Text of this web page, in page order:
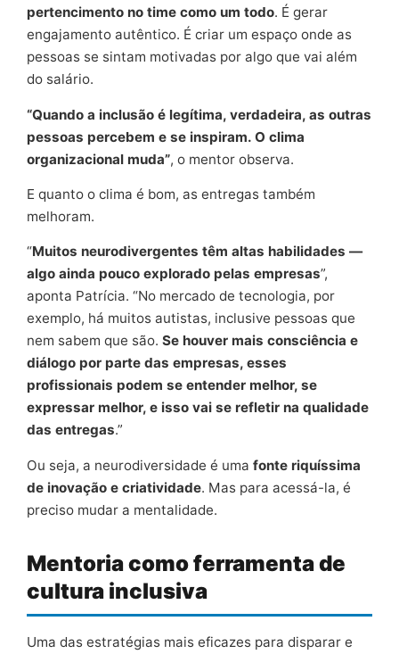
pertencimento no time como um todo. É gerar
engajamento autêntico. É criar um espaço onde as
pessoas se sintam motivadas por algo que vai além
do salário.
“Quando a inclusão é legítima, verdadeira, as outras
pessoas percebem e se inspiram. O clima
organizacional muda”, o mentor observa.
E quanto o clima é bom, as entregas também
melhoram.
“Muitos neurodivergentes têm altas habilidades —
algo ainda pouco explorado pelas empresas”,
aponta Patrícia. “No mercado de tecnologia, por
exemplo, há muitos autistas, inclusive pessoas que
nem sabem que são. Se houver mais consciência e
diálogo por parte das empresas, esses
profissionais podem se entender melhor, se
expressar melhor, e isso vai se refletir na qualidade
das entregas.”
Ou seja, a neurodiversidade é uma fonte riquíssima
de inovação e criatividade. Mas para acessá-la, é
preciso mudar a mentalidade.
Mentoria como ferramenta de
cultura inclusiva
Uma das estratégias mais eficazes para disparar e